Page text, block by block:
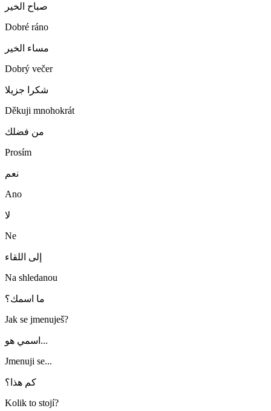
صباح الخير
Dobré ráno
مساء الخير
Dobrý večer
شكرا جزيلا
Děkuji mnohokrát
من فضلك
Prosím
نعم
Ano
لا
Ne
إلى اللقاء
Na shledanou
ما اسمك؟
Jak se jmenuješ?
اسمي هو...
Jmenuji se...
كم هذا؟
Kolik to stojí?